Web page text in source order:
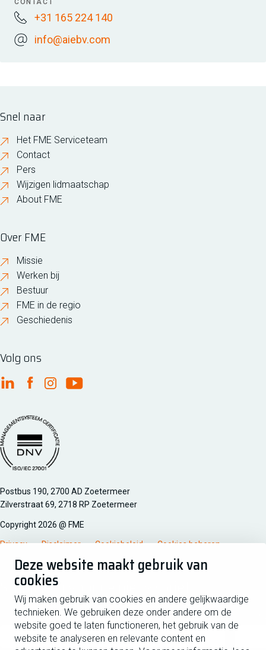
Deze website maakt gebruik van
cookies
Wij maken gebruik van cookies en andere gelijkwaardige
technieken. We gebruiken deze onder andere om de
website goed te laten functioneren, het gebruik van de
website te analyseren en relevante content en
CONTACT
+31 165 224 140
info@aiebv.com
Snel naar
Het FME Serviceteam
Contact
Pers
Wijzigen lidmaatschap
About FME
Over FME
Missie
Werken bij
Bestuur
FME in de regio
Geschiedenis
Volg ons
FME Linkedin
FME Facebook
FME Instagram
FME Youtube
Managementsyteem certificatie DNV iso/iec 27001
Postbus 190, 2700 AD Zoetermeer
Zilverstraat 69, 2718 RP Zoetermeer
Copyright 2026 @ FME
Privacy Disclaimer Cookiebeleid Cookies beheren
Schrijf je in voor de nieuwsbrief
Voornaam